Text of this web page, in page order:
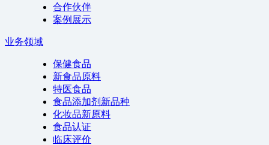
合作伙伴
案例展示
业务领域
保健食品
新食品原料
特医食品
食品添加剂新品种
化妆品新原料
食品认证
临床评价